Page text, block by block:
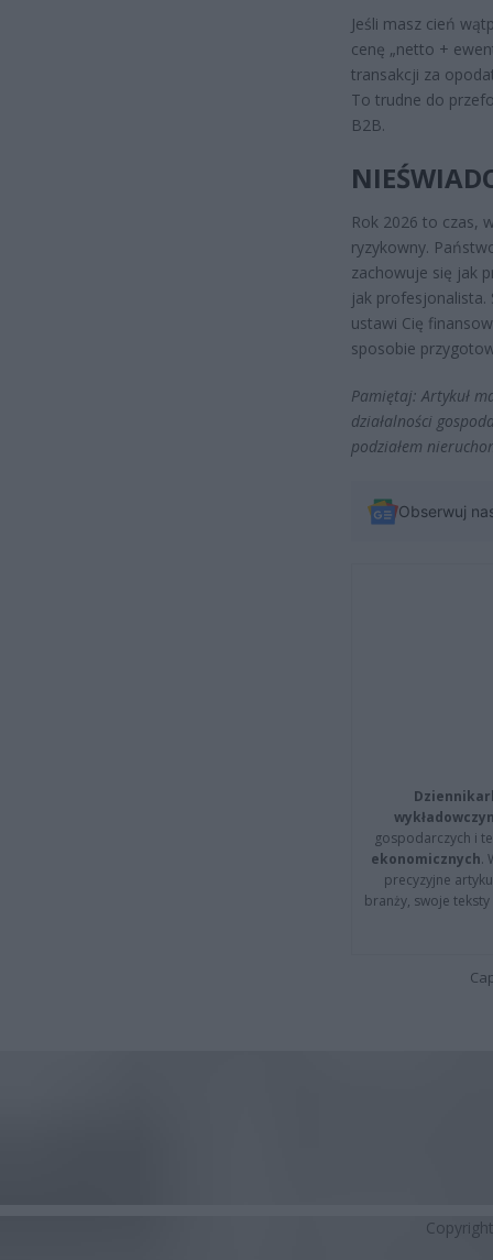
Jeśli masz cień
cenę „netto +
transakcji za
To trudne do
B2B.
Rok 2026 to czas,
ryzykowny.
zachowuje się jak
jak profesjonalista.
ustawi Cię
sposobie
Pamiętaj: Artykuł
działalności
podziałem
Obserwuj
gospodarczych i
ekonomicznych.
precyzyjne
branży, swoje